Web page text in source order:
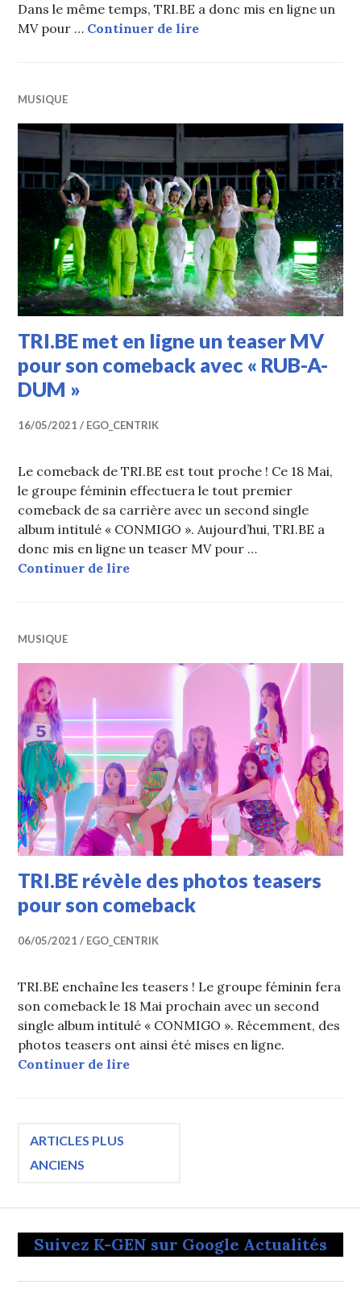
Dans le même temps, TRI.BE a donc mis en ligne un
MV pour … Continuer de lireTRI.BE effectue le
MUSIQUE
TRI.BE met en ligne un teaser MV
pour son comeback avec « RUB-A-
DUM »
16/05/2021 EGO_CENTRIK
Le comeback de TRI.BE est tout proche ! Ce 18 Mai,
le groupe féminin effectuera le tout premier
comeback de sa carrière avec un second single
album intitulé « CONMIGO ». Aujourd’hui, TRI.BE a
donc mis en ligne un teaser MV pour …
Continuer de lireTRI.BE met en ligne un teaser MV
MUSIQUE
TRI.BE révèle des photos teasers
pour son comeback
06/05/2021 EGO_CENTRIK
TRI.BE enchaîne les teasers ! Le groupe féminin fera
son comeback le 18 Mai prochain avec un second
single album intitulé « CONMIGO ». Récemment, des
photos teasers ont ainsi été mises en ligne.
Continuer de lireTRI.BE révèle des photos teasers
Navigation
articles
ARTICLES PLUS
ANCIENS
Suivez K-GEN sur Google Actualités